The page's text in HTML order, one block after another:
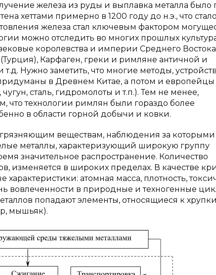
железа из руды и выплавка металла было
хеттами примерно в 1200 году до н.э., что
железа стал ключевым фактором
можно отследить во многих прошлых
королевства и империи Среднего
Карфаген, греки и римляне античной и
Нужно заметить, что многие методы,
в Древнем Китае, а потом и европейцы
сталь, гидромолоты и т.п.). Тем не менее,
что технологии римлян были гораздо более
в области горной добычи и ковки.
веществам, наблюдения за которыми
металлы, характеризующий широкую группу
значительное распространение. Количество
изменяется в широких пределах. В качестве
атомная масса, плотность,
вовлеченности в природные и техногенные
попадают элементы, относящиеся к
мышьяк).